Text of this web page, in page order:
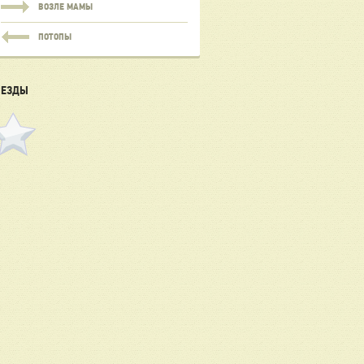
ВОЗЛЕ МАМЫ
ПОТОПЫ